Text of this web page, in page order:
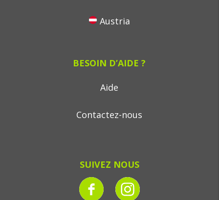
Austria
BESOIN D’AIDE ?
Aide
Contactez-nous
SUIVEZ NOUS